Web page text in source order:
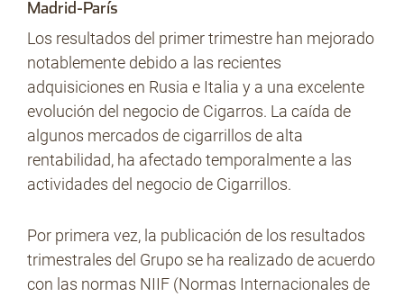
People and Culture
No Contrabando
Prensa
Madrid-París
Los resultados del primer trimestre han mejorado
notablemente debido a las recientes
adquisiciones en Rusia e Italia y a una excelente
evolución del negocio de Cigarros. La caída de
algunos mercados de cigarrillos de alta
rentabilidad, ha afectado temporalmente a las
actividades del negocio de Cigarrillos.
Por primera vez, la publicación de los resultados
trimestrales del Grupo se ha realizado de acuerdo
con las normas NIIF (Normas Internacionales de